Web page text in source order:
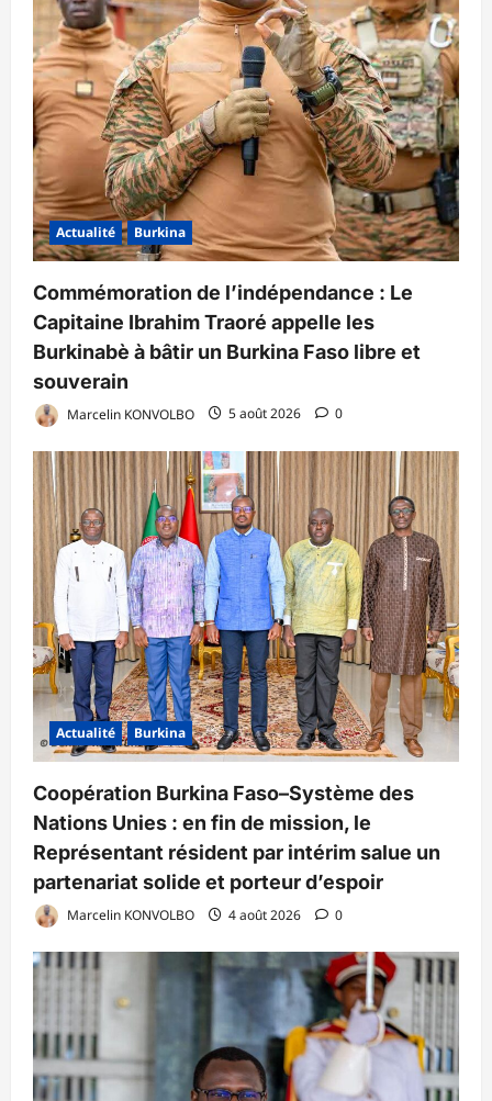
Actualité Burkina
Commémoration de l’indépendance : Le
Capitaine Ibrahim Traoré appelle les
Burkinabè à bâtir un Burkina Faso libre et
souverain
Marcelin KONVOLBO 5 août 2026 0
Actualité Burkina
Coopération Burkina Faso–Système des
Nations Unies : en fin de mission, le
Représentant résident par intérim salue un
partenariat solide et porteur d’espoir
Marcelin KONVOLBO 4 août 2026 0